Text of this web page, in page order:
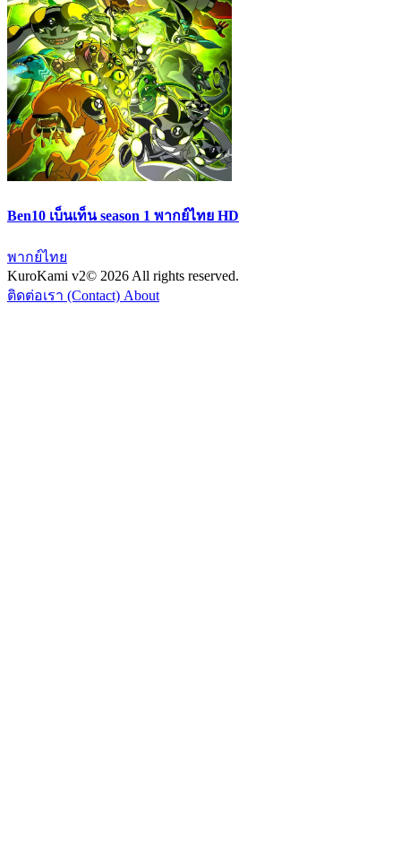
Ben10 เบ็นเท็น season 1 พากย์ไทย HD
พากย์ไทย
KuroKami v2© 2026 All rights reserved.
ติดต่อเรา (Contact) About